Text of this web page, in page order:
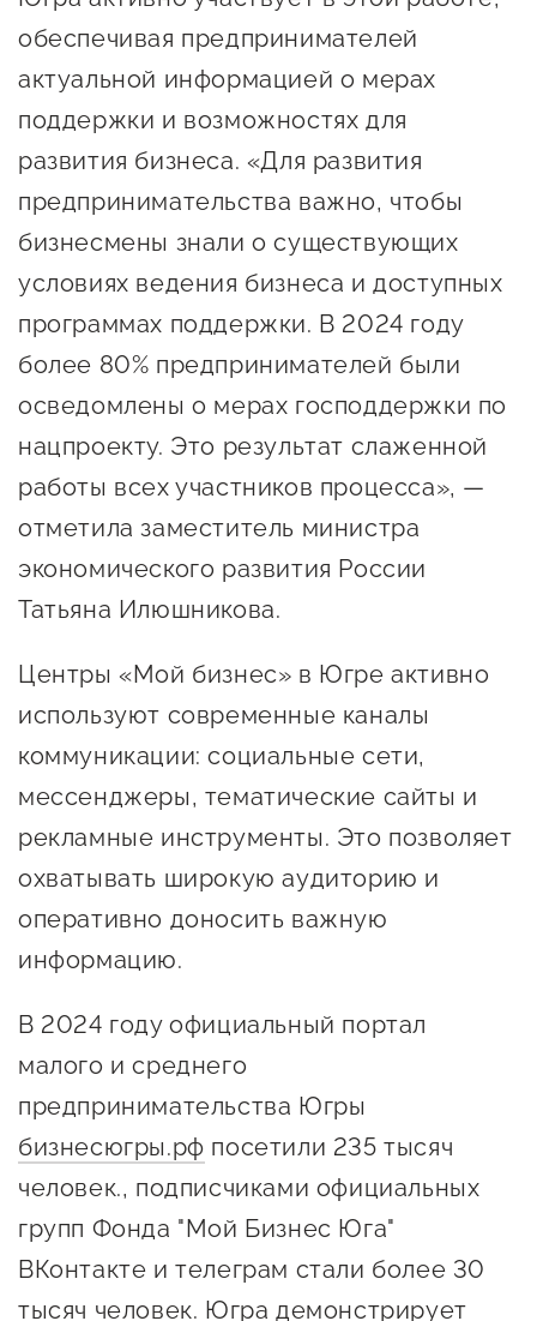
давления
Центры поддержки
Центр информационно-
консультационного
сопровождения
Поддержка центра
Онлайн-витрина
Истории успеха
Центр образовательных
программ и молодежного
предпринимательства
О центре
Календарь
Поддержка центра
Истории успеха
Центр инноваций
социальной сферы
Поддержка центра
Календарь
предпринимателей
Истории успеха
Проекты
Оказание услуг в
социальной сфере
Проекты
Поддержка центра
Истории успеха
Центр инновационно-
креативного
предпринимательства
Обучающие
мероприятия
Проекты
Поддержка центра
Экскурсии на
производства
Нормативные
документы
Центр поддержки экспорта
Справочник
предпринимателя
Органы власти
Организации,
предоставляющие поддержку
Интерактивные сервисы
Каталог маркетплейсов
обеспечивая предпринимателей
актуальной информацией о мерах
поддержки и возможностях для
развития бизнеса. «Для развития
предпринимательства важно, чтобы
бизнесмены знали о существующих
условиях ведения бизнеса и доступных
программах поддержки. В 2024 году
более 80% предпринимателей были
осведомлены о мерах господдержки по
нацпроекту. Это результат слаженной
работы всех участников процесса», —
отметила заместитель министра
экономического развития России
Татьяна Илюшникова.
Центры «Мой бизнес» в Югре активно
используют современные каналы
коммуникации: социальные сети,
мессенджеры, тематические сайты и
рекламные инструменты. Это позволяет
охватывать широкую аудиторию и
оперативно доносить важную
информацию.
В 2024 году официальный портал
малого и среднего
предпринимательства Югры
бизнесюгры.рф посетили 235 тысяч
человек., подписчиками официальных
групп Фонда "Мой Бизнес Юга"
ВКонтакте и телеграм стали более 30
тысяч человек. Югра демонстрирует